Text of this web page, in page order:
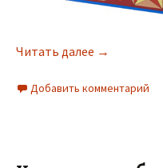
Читать далее →
Добавить комментарий